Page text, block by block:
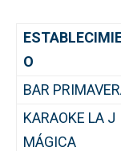
O
BAR
KARAOKE LA J
MÁGICA